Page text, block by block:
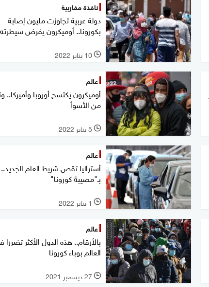
نافذة مغاربية
دولة عربية تجاوزت مليون إصابة
بكورونا.. أوميكرون يفرض سيطرته
l 10 يناير 2022
عالم
أوميكرون يكتسح أوروبا وأميركا..
من الأسوأ
l 5 يناير 2022
عالم
أستراليا تقص شريط العام الجديد..
بـ"مصيبة كورونا"
l 1 يناير 2022
عالم
بالأرقام.. هذه الدول الأكثر
العالم بوباء كورونا
l 27 ديسمبر 2021